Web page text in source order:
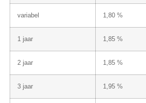
variabel 1,80 %
1 jaar 1,85 %
2 jaar 1,85 %
3 jaar 1,95 %